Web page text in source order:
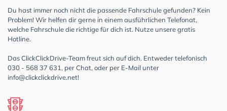
Du hast immer noch nicht die passende Fahrschule gefunden? Kein
Problem! Wir helfen dir gerne in einem ausführlichen Telefonat,
welche Fahrschule die richtige für dich ist. Nutze unsere gratis
Hotline.
Das ClickClickDrive-Team freut sich auf dich. Entweder telefonisch
030 - 568 37 631, per Chat, oder per E-Mail unter
info@clickclickdrive.net!